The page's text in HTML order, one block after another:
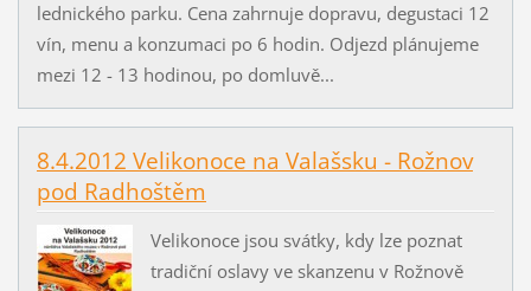
lednického parku. Cena zahrnuje dopravu, degustaci 12
vín, menu a konzumaci po 6 hodin. Odjezd plánujeme
mezi 12 - 13 hodinou, po domluvě...
8.4.2012 Velikonoce na Valašsku - Rožnov
pod Radhoštěm
Velikonoce jsou svátky, kdy lze poznat
tradiční oslavy ve skanzenu v Rožnově